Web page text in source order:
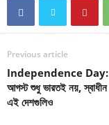
Previous article
Independence Day:
আগস্ট শুধু ভারতই নয়, স্বাধীন
এই দেশগুলিও